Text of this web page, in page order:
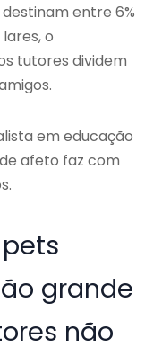
entre 6%
o
tutores dividem
em educação
afeto faz com
grande
não